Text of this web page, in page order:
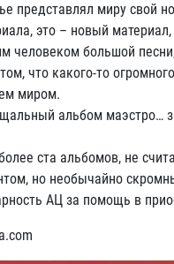
представлял миру свой
это – новый
человеком большой
что какого-то
миром.
альбом маэстро…
ста альбомов, не
но необычайно
АЦ за помощь в